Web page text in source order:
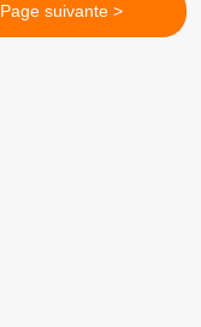
Page suivante >